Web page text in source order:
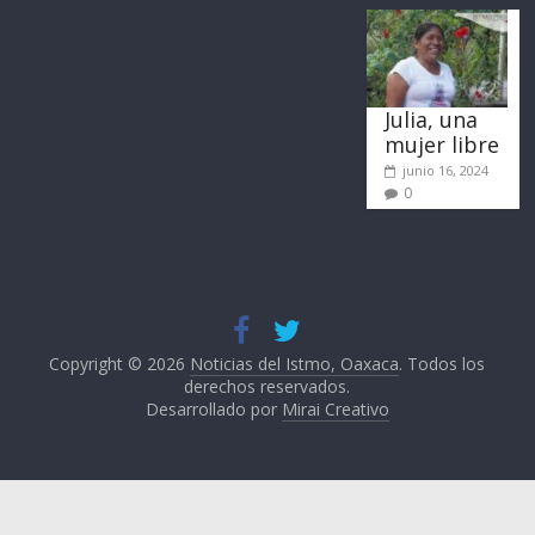
Julia, una
mujer libre
junio 16, 2024
0
Copyright © 2026 Noticias del Istmo, Oaxaca. Todos los
derechos reservados.
Desarrollado por Mirai Creativo